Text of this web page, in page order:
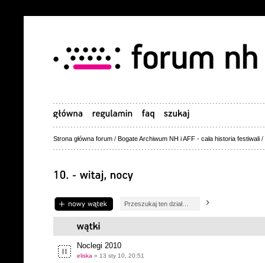
Strona główna forum / Bogate Archiwum NH i AFF - cała historia festiwali /
Napisz wątek
Noclegi 2010
eliska » 13 sty 10, 20:51